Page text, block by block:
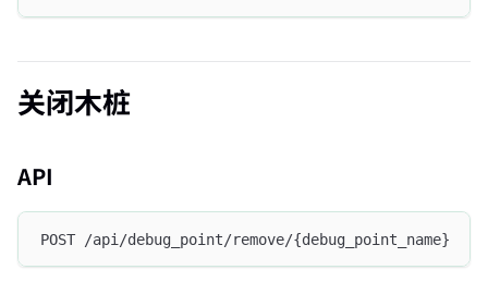
关闭木桩
API
POST /api/debug_point/remove/{debug_point_name}